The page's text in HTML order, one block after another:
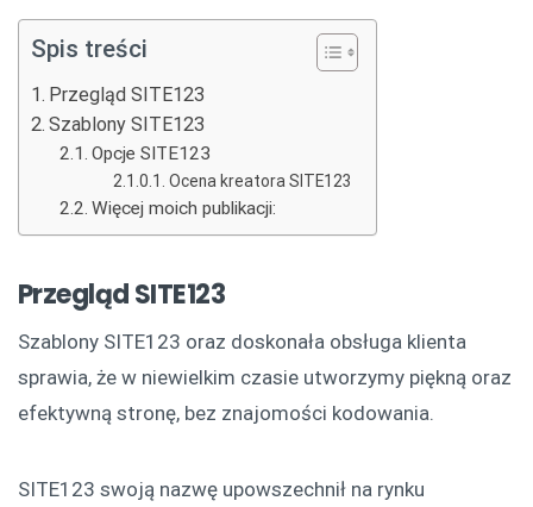
Spis treści
Przegląd SITE123
Szablony SITE123
Opcje SITE123
Ocena kreatora SITE123
Więcej moich publikacji:
Przegląd SITE123
Szablony SITE123 oraz doskonała obsługa klienta
sprawia, że w niewielkim czasie utworzymy piękną oraz
efektywną stronę, bez znajomości kodowania.
SITE123 swoją nazwę upowszechnił na rynku